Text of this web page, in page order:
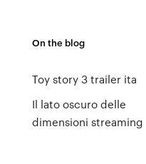
On the blog
Toy story 3 trailer ita
Il lato oscuro delle
dimensioni streaming